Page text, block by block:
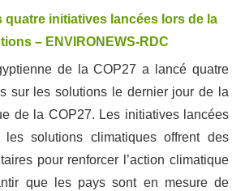
quatre initiatives lancées lors de la
– ENVIRONEWS-RDC
de la COP27 a lancé quatre
sur les solutions le dernier jour de la
de la COP27. Les initiatives lancées
solutions climatiques offrent des
pour renforcer l’action climatique
que les pays sont en mesure de